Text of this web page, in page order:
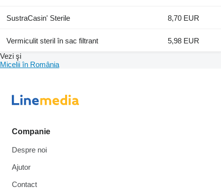
SustraCasin' Sterile 8,70 EUR
Vermiculit steril în sac filtrant
5,98 EUR
Vezi şi
Micelii în România
Companie
Despre noi
Ajutor
Contact